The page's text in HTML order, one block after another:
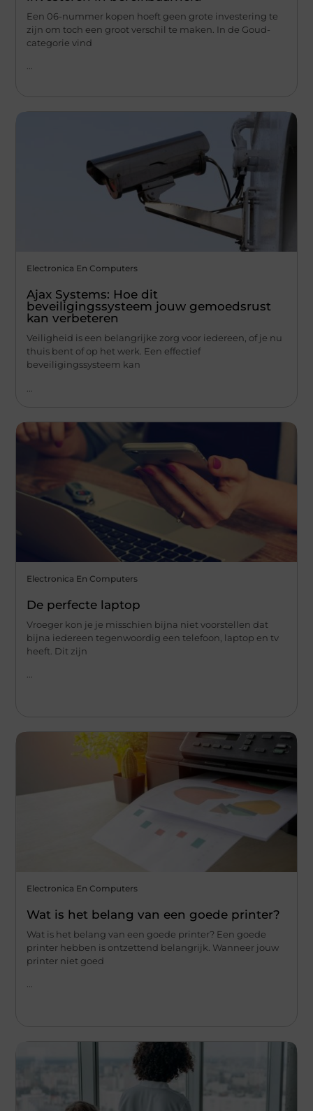
Een 06-nummer kopen hoeft geen grote investering te
zijn om toch een groot verschil te maken. In de Goud-
categorie vind
...
Electronica En Computers
Ajax Systems: Hoe dit
beveiligingssysteem jouw gemoedsrust
kan verbeteren
Veiligheid is een belangrijke zorg voor iedereen, of je nu
thuis bent of op het werk. Een effectief
beveiligingssysteem kan
Electronica En Computers
De perfecte laptop
Vroeger kon je je misschien bijna niet voorstellen dat
bijna iedereen tegenwoordig een telefoon, laptop en tv
heeft. Dit zijn
Electronica En Computers
Wat is het belang van een goede printer?
Wat is het belang van een goede printer? Een goede
printer hebben is ontzettend belangrijk. Wanneer jouw
printer niet goed
...